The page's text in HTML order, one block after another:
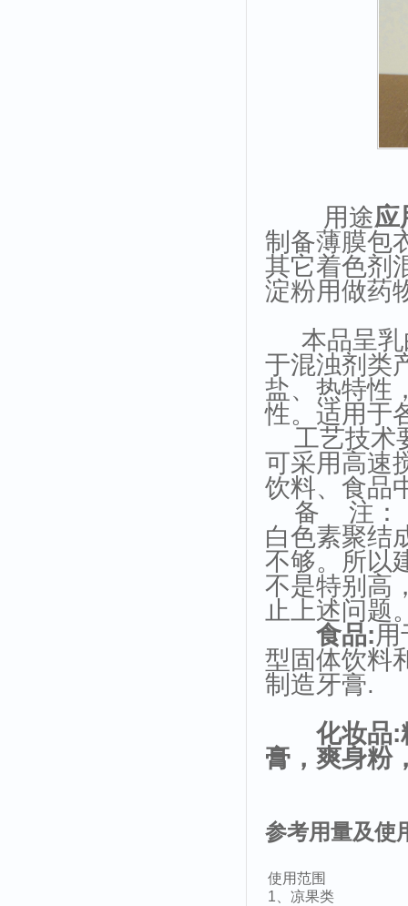
用途应
制备薄膜包
其它着色剂
淀粉用做药
本品呈乳
于混浊剂类
盐、热特性
性。适用于
工艺技术
可采用高速
饮料、食品
备 注：
白色素聚结
不够。所以
不是特别高
止上述问题
食品:
型固体饮料
制造牙膏.
化妆品:
膏，爽身粉
参考用量及使
使用范围
1、凉果类